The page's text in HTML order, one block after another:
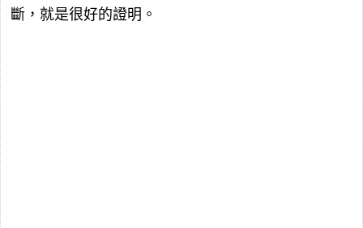
斷，就是很好的證明。